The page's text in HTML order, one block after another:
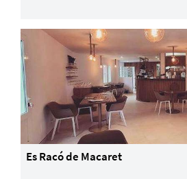
Es Racó de Macaret